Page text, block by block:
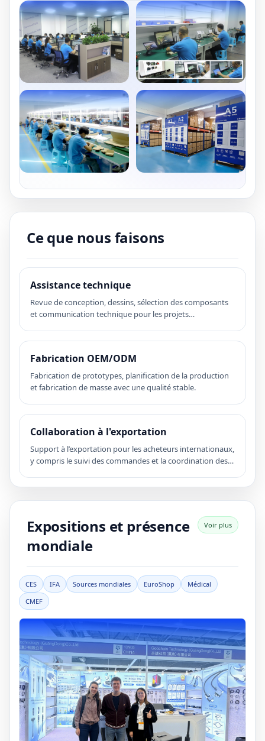
Ce que nous faisons
Assistance technique
Revue de conception, dessins, sélection des composants
et communication technique pour les projets
Fabrication OEM/ODM
Fabrication de prototypes, planification de la production
et fabrication de masse avec une qualité stable.
Collaboration à l'exportation
Support à l’exportation pour les acheteurs internationaux,
y compris le suivi des commandes et la coordination des
Expositions et présence
mondiale
Voir plus
CES IFA Sources mondiales EuroShop
Médical
CMEF